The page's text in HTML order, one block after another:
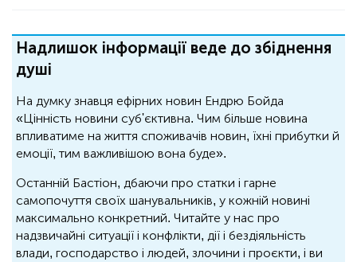
Надлишок інформації веде до збіднення
душі
На думку знавця ефірних новин Ендрю Бойда
«Цінність новини суб'єктивна. Чим більше новина
впливатиме на життя споживачів новин, їхні прибутки й
емоції, тим важливішою вона буде».
Останній Бастіон, дбаючи про статки і гарне
самопочуття своїх шанувальників, у кожній новині
максимально конкретний. Читайте у нас про
надзвичайні ситуації і конфлікти, дії і бездіяльність
влади, господарство і людей, злочини і проєкти, і ви